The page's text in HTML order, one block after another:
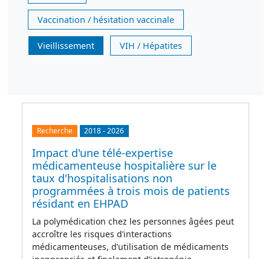
Vaccination / hésitation vaccinale
Vieillissement VIH / Hépatites
Recherche 2018-2026
Impact d'une télé-expertise
médicamenteuse hospitalière sur le
taux d'hospitalisations non
programmées à trois mois de patients
résidant en EHPAD
La polymédication chez les personnes âgées peut
accroître les risques d’interactions
médicamenteuses, d’utilisation de médicaments